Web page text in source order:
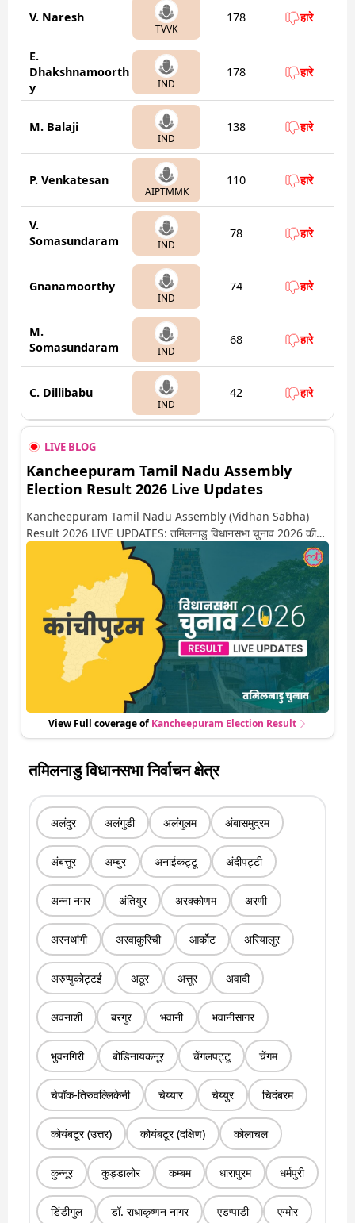
V. Naresh
TVVK
178 हारे
E.
Dhakshnamoorth
y
IND
178 हारे
M. Balaji
IND
138 हारे
P. Venkatesan
AIPTMMK
110 हारे
V.
Somasundaram
IND
78 हारे
Gnanamoorthy
IND
74 हारे
M.
Somasundaram
IND
68 हारे
C. Dillibabu
IND
42 हारे
LIVE BLOG
Kancheepuram Tamil Nadu Assembly
Election Result 2026 Live Updates
Kancheepuram Tamil Nadu Assembly (Vidhan Sabha)
Result 2026 LIVE UPDATES: तमिलनाडु विधानसभा चुनाव 2026 की
गिनती अगले कुछ ही देर में शुरू होने वाली है. यहां देखें कांचीपुरम सीट पर कौन
आगे-कौन पीछे से लेकर किस तरफ जा रहें है रुझान. साथ ही पाइए इस सीट पर
हो रही हर एक हलचल की अपडेट वो भी रियल टाइम में
View Full coverage of Kancheepuram Election Result
तमिलनाडु विधानसभा निर्वाचन क्षेत्र
अलंदुर अलंगुडी अलंगुलम अंबासमुद्रम
अंबत्तूर अम्बुर अनाईकट्टू अंदीपट्टी
अन्ना नगर अंतियुर अरक्कोणम अरणी
अरनथांगी अरवाकुरिची आर्कोट अरियालुर
अरुप्पुकोट्टई अठूर अत्तूर अवादी
अवनाशी बरगुर भवानी भवानीसागर
भुवनगिरी बोडिनायकनूर चेंगलपट्टू चेंगम
चेपॉक-तिरुवल्लिकेनी चेय्यार चेय्युर चिदंबरम
कोयंबटूर (उत्तर) कोयंबटूर (दक्षिण) कोलाचल
कुन्नूर कुड्डालोर कम्बम धारापुरम धर्मपुरी
डिंडीगुल डॉ. राधाकृष्णन नागर एडप्पाडी एग्मोर